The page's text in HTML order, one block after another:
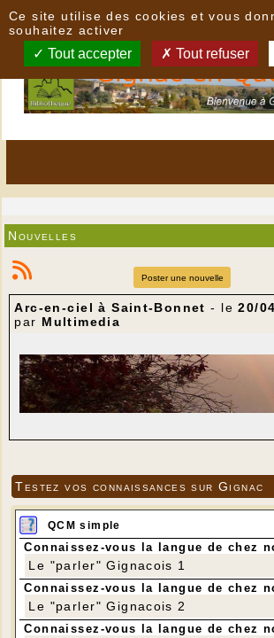
Nouvelles
Poster une nouvelle
Arc-en-ciel à Saint-Bonnet - le20/
par Multimedia
Testez vos connaissances sur Gignac
QCM simple
Connaissez-vous la langue de chez
Le "parler" Gignacois 1
Connaissez-vous la langue de chez
Le "parler" Gignacois 2
Connaissez-vous la langue de chez
Ce site utilise des cookies et vous
souhaitez activer
Tout accepter Tout refuser